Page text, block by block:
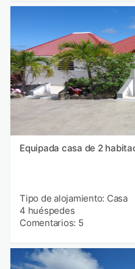
Equipada casa de 2
Tipo de alojamiento: Casa
4 huéspedes
Comentarios: 5